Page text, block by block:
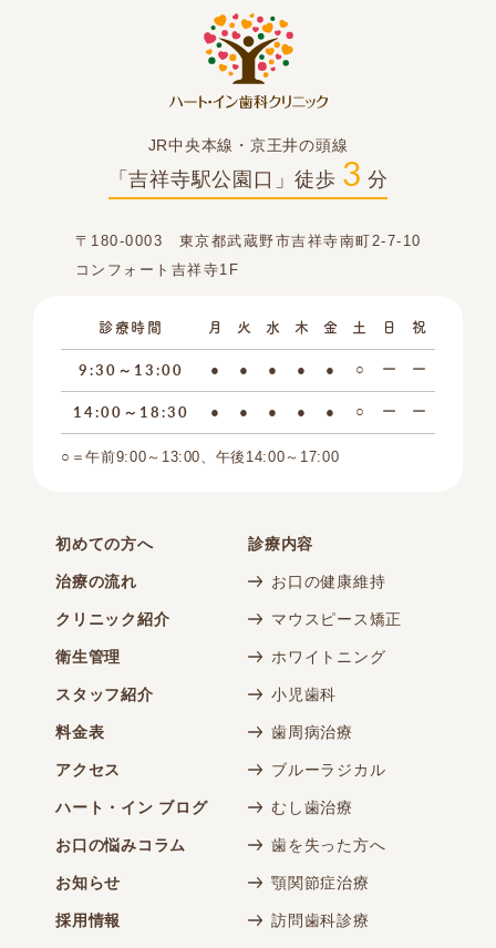
JR中央本線・京王井の頭線
「吉祥寺駅公園口」徒歩 3 分
〒180-0003 東京都武蔵野市吉祥寺南町2-7-10
コンフォート吉祥寺1F
診療時間 月 火 水 木 金 土 日 祝
9:30～13:00 ● ● ● ● ● ○ ー ー
14:00～18:30 ● ● ● ● ● ○ ー ー
○＝午前9:00～13:00、午後14:00～17:00
初めての方へ
治療の流れ
クリニック紹介
衛生管理
スタッフ紹介
料金表
アクセス
ハート・イン ブログ
お口の悩みコラム
お知らせ
採用情報
診療内容
お口の健康維持
マウスピース矯正
ホワイトニング
小児歯科
歯周病治療
ブルーラジカル
むし歯治療
歯を失った方へ
顎関節症治療
訪問歯科診療